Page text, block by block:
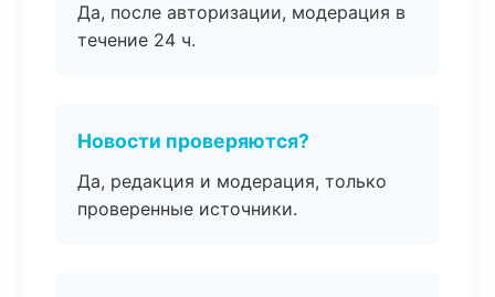
Да, после авторизации, модерация в
течение 24 ч.
Новости проверяются?
Да, редакция и модерация, только
проверенные источники.